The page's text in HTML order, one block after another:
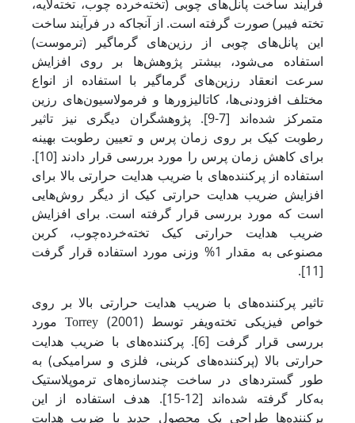
فرآیند ساخت پانل‌های چوبی (تخته‌خرده چوب، تخته‌لایه،
تخته فیبر) صورت گرفته ‌است. از آنجاکه در فرآیند ساخت
این پانل‌های چوبی از رزین‌های گرماگیر (ترموست)
استفاده می‌شود، بیشتر پژوهش‌ها بر روی افزایش
سرعت انعقاد رزین‌های گرماگیر با استفاده از انواع
مختلف افزودنی‌ها، کاتالیزور‌ها و فرمولاسیون‌های رزین
متمرکز شده‌اند [7-9]. پژوهشگران دیگری نیز تاثیر
رطوبت کیک بر روی زمان پرس و تعیین رطوبت بهینه
برای کاهش زمان پرس را مورد بررسی قرار دادند [10].
استفاده از پرکننده‌های با ضریب هدایت حرارتی بالا برای
افزایش ضریب هدایت حرارتی کیک از دیگر روش‌هایی
است که مورد بررسی قرار گرفته است. برای افزایش
ضریب هدایت حرارتی کیک تخته‌خرده‌چوب، کربن
‌مصنوعی به مقدار 1% وزنی مورد استفاده قرار گرفت
[11].
تاثیر پرکننده‌های با ضریب هدایت حرارتی بالا بر روی
خواص فیزیکی تخته‌ویفر توسط
Torrey(2001) مورد
بررسی قرار گرفت [6]. پرکننده‌های با ضریب هدایت
حرارتی بالا (پرکننده‌های کربنی، فلزی و سرامیکی) به
طور گسترده­ای در ساخت چندسازه‌های ترموپلاستیک
به‌کار گرفته شده‌اند [12-15]. هدف استفاده از این
پرکننده‌ها طراحی یک محصول جدید با ضریب هدایت